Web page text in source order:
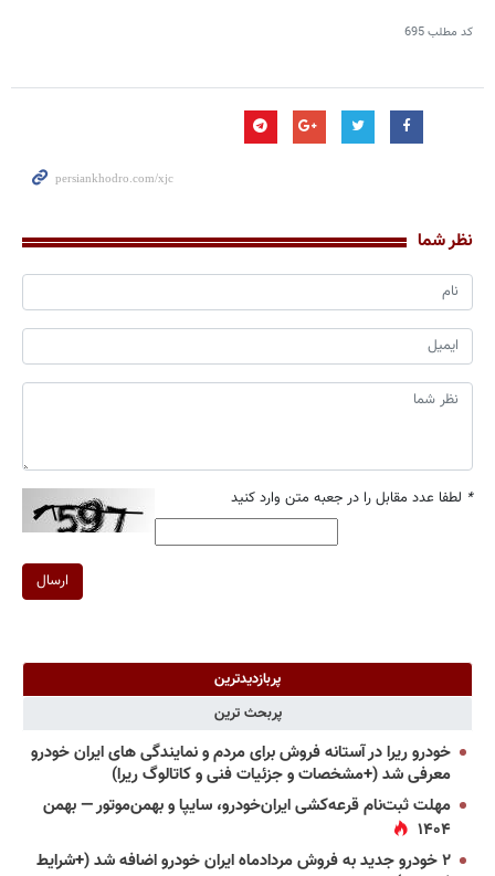
کد مطلب695
نظر شما
* لطفا عدد مقابل را در جعبه متن وارد کنید
ارسال
پربازدیدترین
پربحث ترین
خودرو ریرا در آستانه فروش برای مردم و نمایندگی های ایران خودرو
معرفی شد (+مشخصات و جزئیات فنی و کاتالوگ ریرا)
مهلت ثبت‌نام قرعه‌کشی ایران‌خودرو، سایپا و بهمن‌موتور — بهمن
۱۴۰۴
۲ خودرو جدید به فروش مردادماه ایران خودرو اضافه شد (+شرایط